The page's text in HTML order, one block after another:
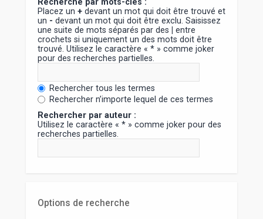
Placez un +devant un mot qui doit être trouvé et
un - devant un mot qui doit être exclu. Saisissez
une suite de mots séparés par des | entre
crochets si uniquement un des mots doit être
trouvé. Utilisez le caractère « * » comme joker
pour des recherches partielles.
Rechercher tous les termes
Rechercher n’importe lequel de ces termes
Rechercher par auteur :
Utilisez le caractère « * » comme joker pour des
recherches partielles.
Options de recherche